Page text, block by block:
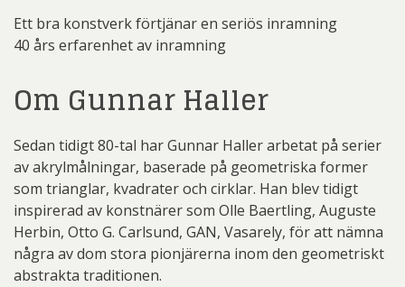
Ett bra konstverk förtjänar en seriös inramning
40 års erfarenhet av inramning
Om Gunnar Haller
Sedan tidigt 80-tal har Gunnar Haller arbetat på serier
av akrylmålningar, baserade på geometriska former
som trianglar, kvadrater och cirklar. Han blev tidigt
inspirerad av konstnärer som Olle Baertling, Auguste
Herbin, Otto G. Carlsund, GAN, Vasarely, för att nämna
några av dom stora pionjärerna inom den geometriskt
abstrakta traditionen.